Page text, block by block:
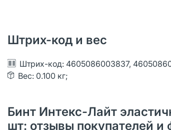
Штрих-код и вес
Штрих-код: 4605086003837,
Вес: 0.100 кг;
Бинт Интекс-Лайт
шт: отзывы покупателей и